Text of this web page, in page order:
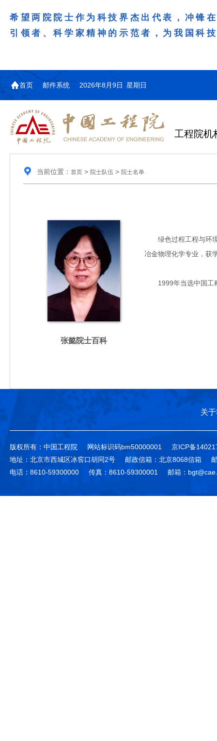
希望两院院士作为科技界杰出代表，冲锋
引领者、科学家精神的示范者，为我国科
首页 邮件系统 2026年8月9日 星期日
工程院机
当前位置： 首页> 院士队伍 > 院士名单
张懿院士百科
绿色过程工程与环境
冶金物理化学专业，获
1999年当选中国工
关
版权所有：中国工程院 网站标识码bm50000001
京ICP备
地址：北京市西城区冰窖口胡同2号
邮政信箱：北京8068信箱
电话：8610-59300000
传真：8610-59300001 邮箱：